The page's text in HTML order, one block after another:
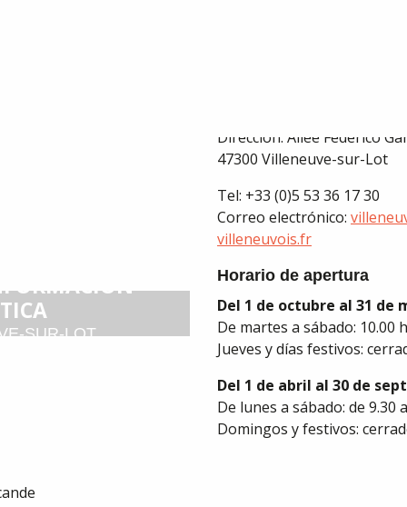
SUR-LOT
Dirección: Allée Federico
47300 Villeneuve-sur-Lot
Tel: +33 (0)5 53 36 17 30
Correo electrónico:
villeneuvois.fr
Horario de apertura
Del 1 de octubre al 31 de
De martes a sábado: 10.00
Jueves y días festivos:
Del 1 de abril al 30 de
De lunes a sábado: de 9.30
Domingos y festivos: